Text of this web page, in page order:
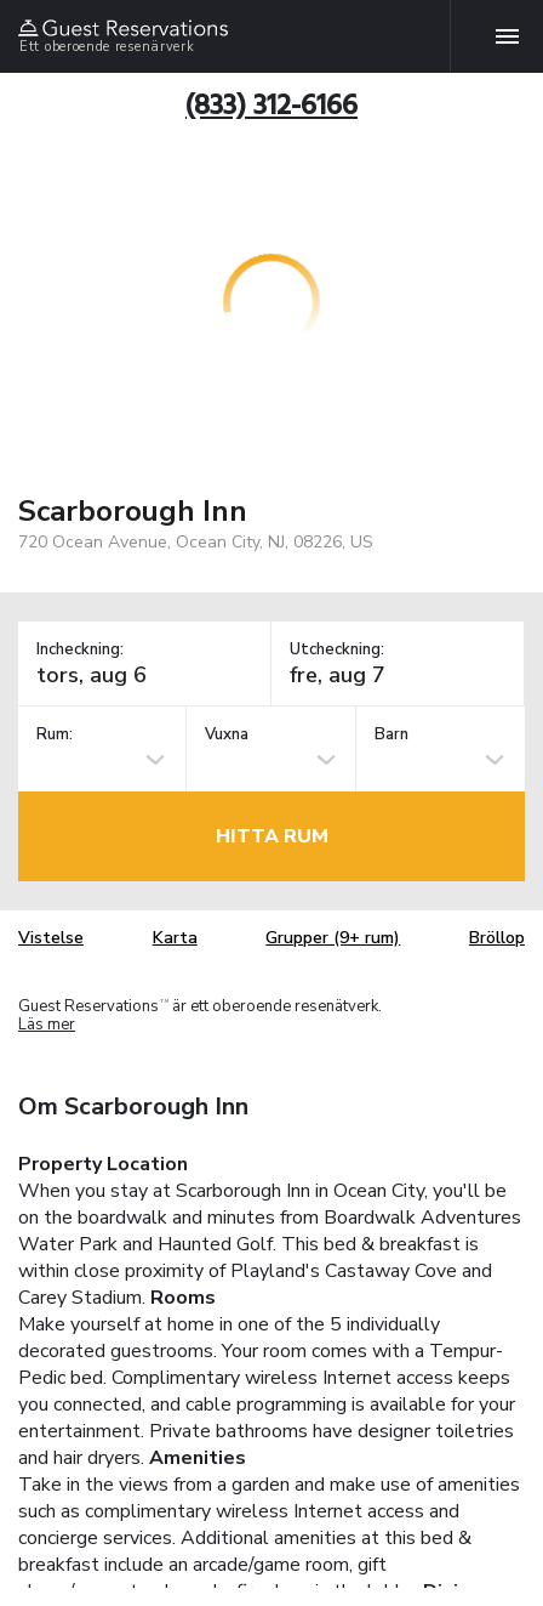
Ett oberoende resenärverk
(833) 312-6166
Scarborough Inn
720 Ocean Avenue, Ocean City, NJ, 08226, US
Incheckning: Utcheckning:
Rum: Vuxna Barn
HITTA RUM
Vistelse Karta Grupper (9+ rum) Bröllop
Guest Reservations TM
är ett oberoende resenätverk.
Läs mer
Om Scarborough Inn
Property Location
When you stay at Scarborough Inn in Ocean City, you'll be
on the boardwalk and minutes from Boardwalk Adventures
Water Park and Haunted Golf. This bed & breakfast is
within close proximity of Playland's Castaway Cove and
Carey Stadium. Rooms
Make yourself at home in one of the 5 individually
decorated guestrooms. Your room comes with a Tempur-
Pedic bed. Complimentary wireless Internet access keeps
you connected, and cable programming is available for your
entertainment. Private bathrooms have designer toiletries
and hair dryers. Amenities
Take in the views from a garden and make use of amenities
such as complimentary wireless Internet access and
concierge services. Additional amenities at this bed &
breakfast include an arcade/game room, gift
shops/newsstands, and a fireplace in the lobby.
Dining